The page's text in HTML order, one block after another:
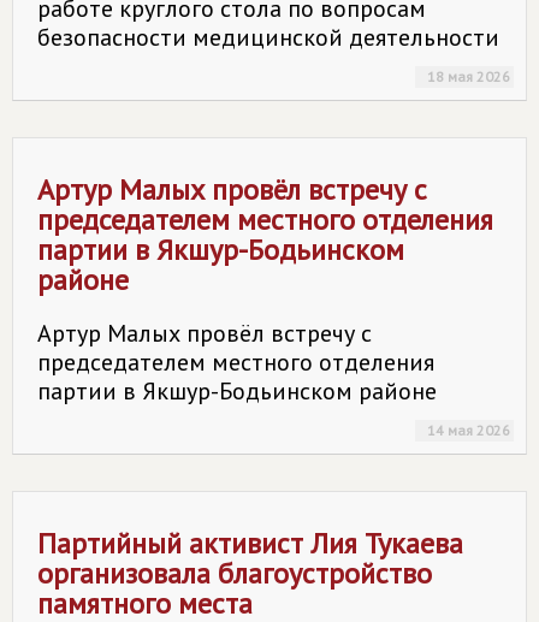
работе круглого стола по вопросам
безопасности медицинской деятельности
18 мая 2026
Артур Малых провёл встречу с
председателем местного отделения
партии в Якшур-Бодьинском
районе
Артур Малых провёл встречу с
председателем местного отделения
партии в Якшур-Бодьинском районе
14 мая 2026
Партийный активист Лия Тукаева
организовала благоустройство
памятного места